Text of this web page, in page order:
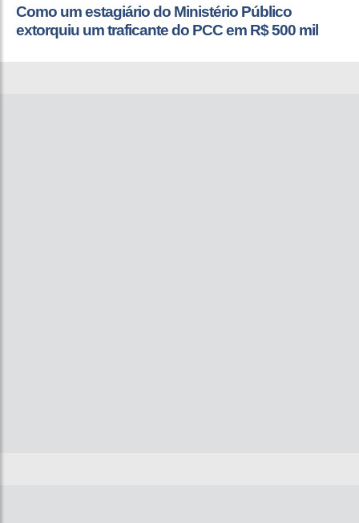
Como um estagiário do Ministério Público
extorquiu um traficante do PCC em R$ 500 mil